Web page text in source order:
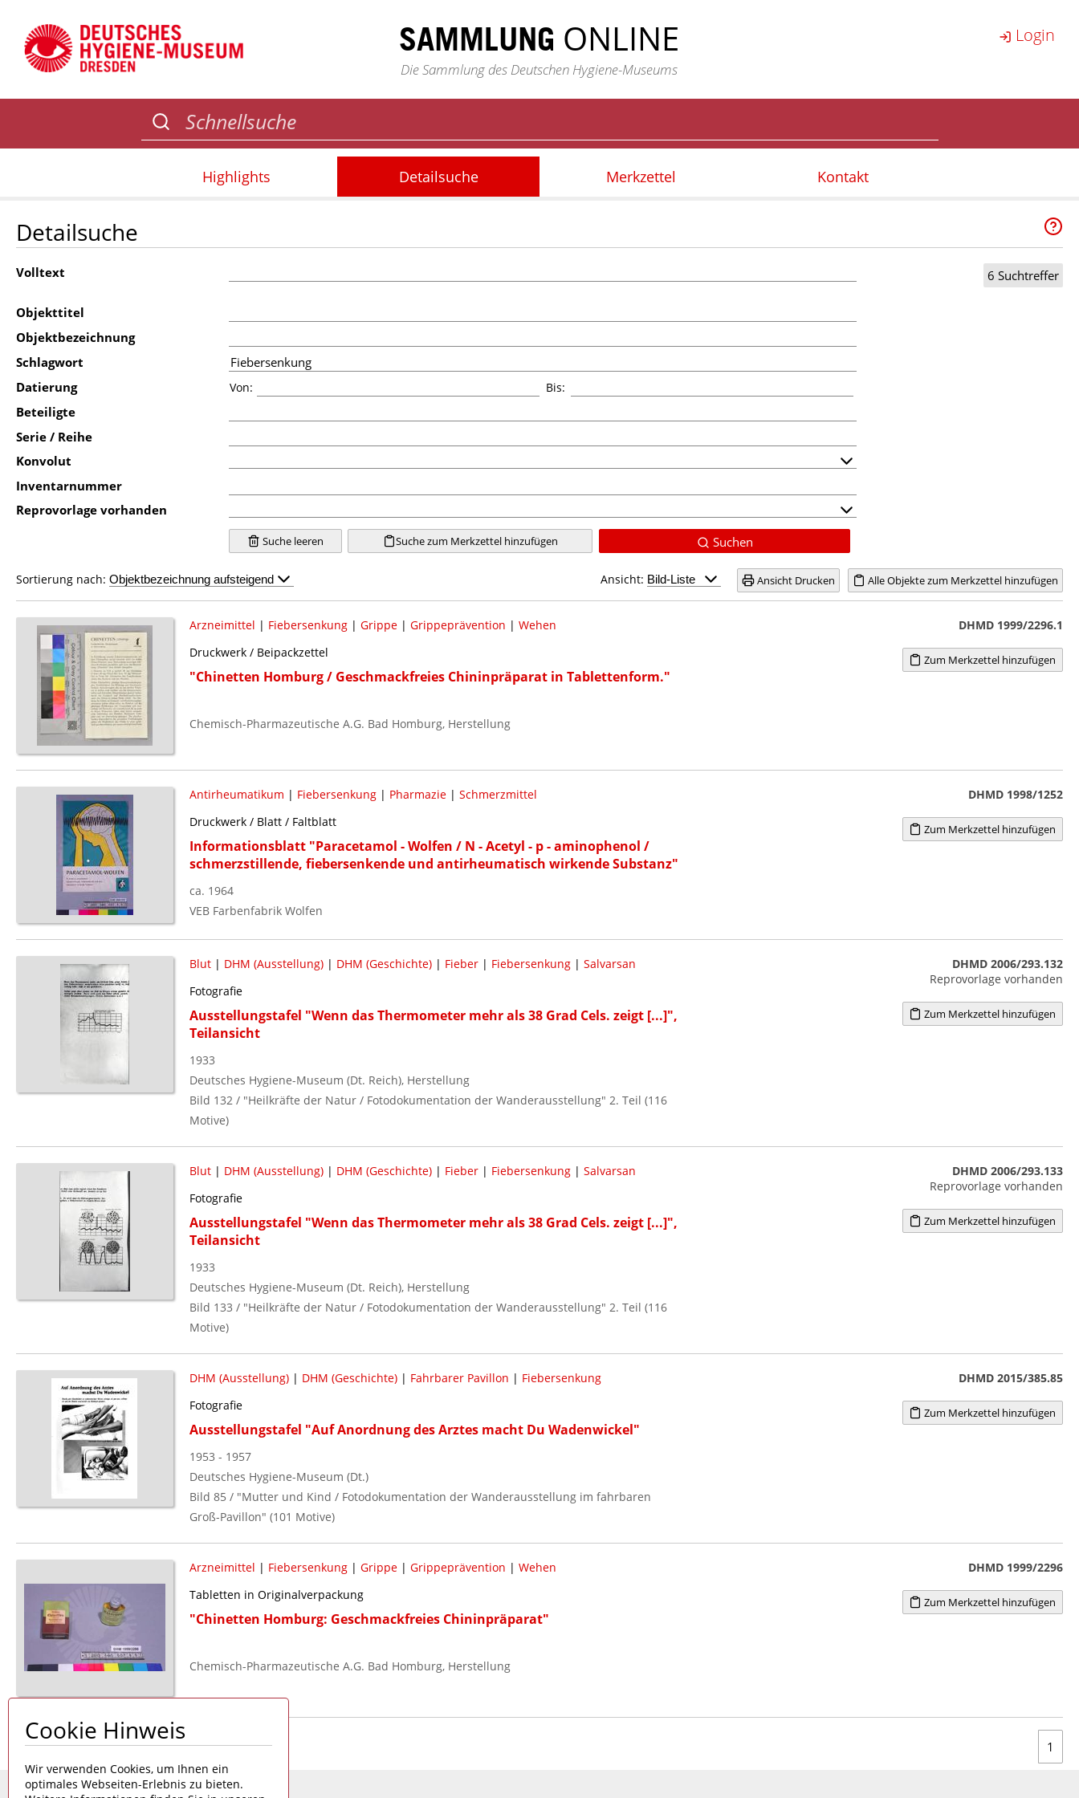
SAMMLUNG ONLINE
Die Sammlung des Deutschen Hygiene-Museums
Login
Highlights Detailsuche Merkzettel Kontakt
Detailsuche
6 Suchtreffer
Volltext
Objekttitel
Objektbezeichnung
Schlagwort
Datierung
Von: Bis:
Beteiligte
Serie / Reihe
Konvolut
Inventarnummer
Reprovorlage vorhanden
Suche leeren Suche zum Merkzettel hinzufügen Suchen
Alle Objekte zum Merkzettel hinzufügen
Ansicht Drucken
Ansicht:
Sortierung nach:
Arzneimittel | Fiebersenkung| Grippe| Grippeprävention | Wehen
Druckwerk / Beipackzettel
"Chinetten Homburg / Geschmackfreies Chininpräparat in Tablettenform."
Chemisch-Pharmazeutische A.G. Bad Homburg, Herstellung
DHMD 1999/2296.1
Zum Merkzettel hinzufügen
Antirheumatikum | Fiebersenkung| Pharmazie| Schmerzmittel
Druckwerk / Blatt / Faltblatt
Informationsblatt "Paracetamol - Wolfen / N - Acetyl - p - aminophenol /
schmerzstillende, fiebersenkende und antirheumatisch wirkende Substanz"
ca. 1964
VEB Farbenfabrik Wolfen
DHMD 1998/1252
Zum Merkzettel hinzufügen
Blut| DHM (Ausstellung)| DHM (Geschichte)| Fieber| Fiebersenkung| Salvarsan
Fotografie
Ausstellungstafel "Wenn das Thermometer mehr als 38 Grad Cels. zeigt [...]",
Teilansicht
1933
Deutsches Hygiene-Museum (Dt. Reich), Herstellung
Bild 132 / "Heilkräfte der Natur / Fotodokumentation der Wanderausstellung" 2. Teil (116
Motive)
DHMD 2006/293.132
Reprovorlage vorhanden
Zum Merkzettel hinzufügen
Blut| DHM (Ausstellung)| DHM (Geschichte)| Fieber| Fiebersenkung| Salvarsan
Fotografie
Ausstellungstafel "Wenn das Thermometer mehr als 38 Grad Cels. zeigt [...]",
Teilansicht
1933
Deutsches Hygiene-Museum (Dt. Reich), Herstellung
Bild 133 / "Heilkräfte der Natur / Fotodokumentation der Wanderausstellung" 2. Teil (116
Motive)
DHMD 2006/293.133
Reprovorlage vorhanden
Zum Merkzettel hinzufügen
DHM (Ausstellung)| DHM (Geschichte)| Fahrbarer Pavillon | Fiebersenkung
Fotografie
Ausstellungstafel "Auf Anordnung des Arztes macht Du Wadenwickel"
1953 - 1957
Deutsches Hygiene-Museum (Dt.)
Bild 85 / "Mutter und Kind / Fotodokumentation der Wanderausstellung im fahrbaren
Groß-Pavillon" (101 Motive)
DHMD 2015/385.85
Zum Merkzettel hinzufügen
Arzneimittel | Fiebersenkung| Grippe| Grippeprävention | Wehen
Tabletten in Originalverpackung
"Chinetten Homburg: Geschmackfreies Chininpräparat"
Chemisch-Pharmazeutische A.G. Bad Homburg, Herstellung
DHMD 1999/2296
Zum Merkzettel hinzufügen
Seite 1 von 1 1
Cookie Hinweis
Wir verwenden Cookies, um Ihnen ein
optimales Webseiten-Erlebnis zu bieten.